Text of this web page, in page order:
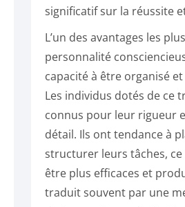
significatif sur la réussite
L’un des avantages les
personnalité
capacité à être organisé
Les individus dotés de ce
connus pour leur rigueur
détail. Ils ont tendance à
structurer leurs tâches, ce
être plus efficaces et
traduit souvent par une